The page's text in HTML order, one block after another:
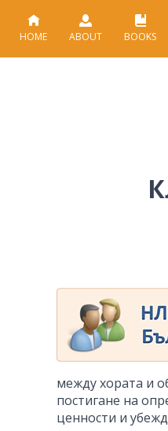
HOME ABOUT BOOKS
между хората и
постигане на
ценности и